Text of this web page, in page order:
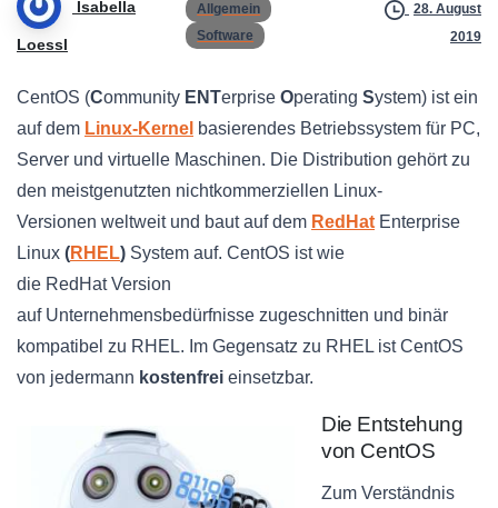
Isabella
Loessl
Allgemein
Software
28. August
2019
CentOS (Community ENTerprise Operating System) ist ein
auf dem Linux-Kernel basierendes Betriebssystem für PC,
Server und virtuelle Maschinen. Die Distribution gehört zu
den meistgenutzten nichtkommerziellen Linux-
Versionen weltweit und baut auf dem RedHat Enterprise
Linux (RHEL) System auf. CentOS ist wie
die RedHatVersion
auf Unternehmensbedürfnisse zugeschnitten und binär
kompatibel zu RHEL. Im Gegensatz zu RHEL ist CentOS
von jedermann kostenfrei einsetzbar.
Die Entstehung
von CentOS
Zum Verständnis